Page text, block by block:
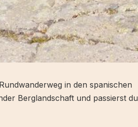
in den spanischen
Berglandschaft und passierst du